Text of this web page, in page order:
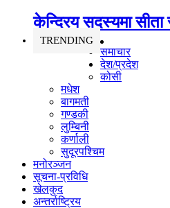
केन्द्रिय सदस्यमा सीता
TRENDING
समाचार
देश/प्रदेश
कोसी
मधेश
बागमती
गण्डकी
लुम्बिनी
कर्णाली
सुदूरपश्चिम
मनोरञ्जन
सूचना-प्रविधि
खेलकुद
अन्तर्राष्ट्रिय